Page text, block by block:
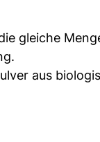
gleiche
aus